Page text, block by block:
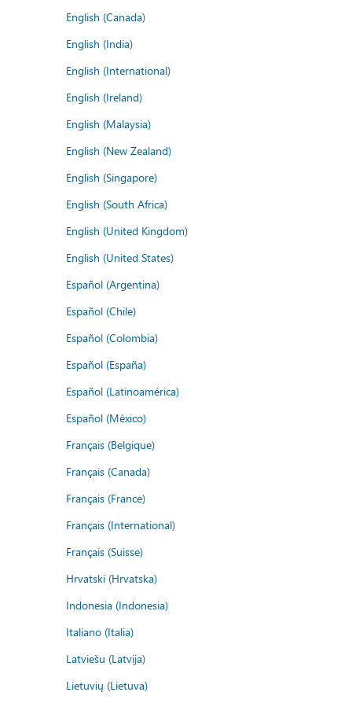
English (Canada)
English (India)
English (International)
English (Ireland)
English (Malaysia)
English (New Zealand)
English (Singapore)
English (South Africa)
English (United Kingdom)
English (United States)
Español (Argentina)
Español (Chile)
Español (Colombia)
Español (España)
Español (Latinoamérica)
Español (México)
Français (Belgique)
Français (Canada)
Français (France)
Français (International)
Français (Suisse)
Hrvatski (Hrvatska)
Indonesia (Indonesia)
Italiano (Italia)
Latviešu (Latvija)
Lietuvių (Lietuva)